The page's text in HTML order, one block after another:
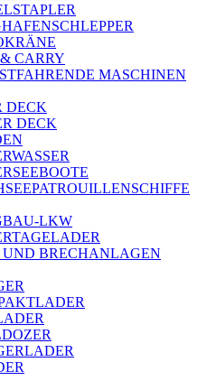
CARRY
MASCHINEN
DECK
DECK
LKW
UND BRECHANLAGEN